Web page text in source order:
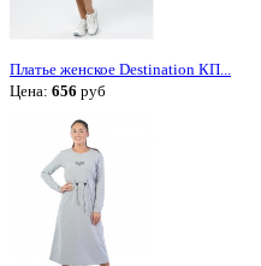
Платье женское Destination КП...
Цена: 656 руб